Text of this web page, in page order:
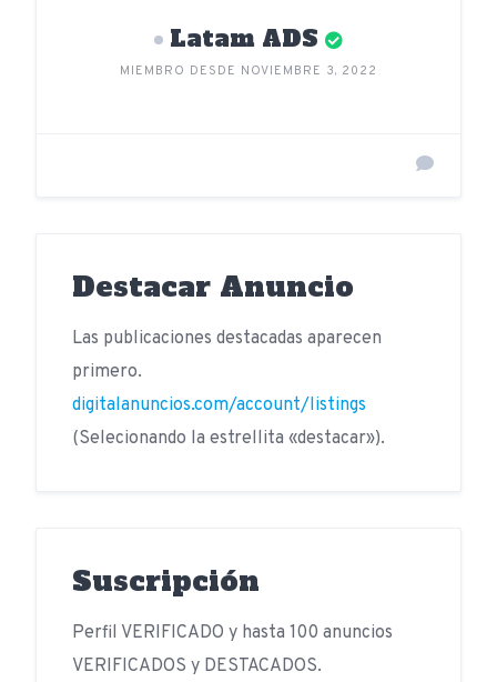
Latam ADS
MIEMBRO DESDE NOVIEMBRE 3, 2022
Destacar Anuncio
Las publicaciones destacadas aparecen
primero.
digitalanuncios.com/account/listings
(Selecionando la estrellita «destacar»).
Suscripción
Perfil VERIFICADO y hasta 100 anuncios
VERIFICADOS y DESTACADOS.